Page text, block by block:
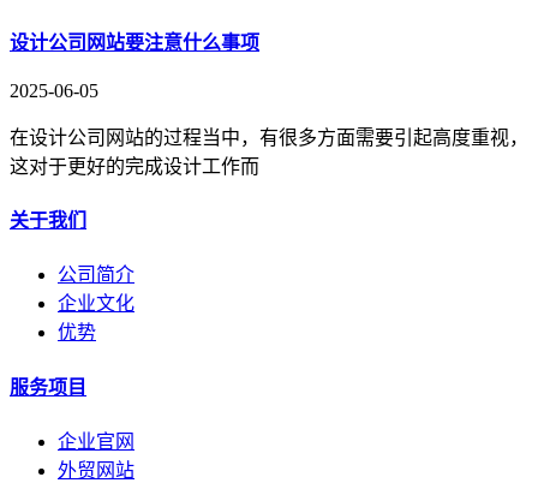
设计公司网站要注意什么事项
2025-06-05
在设计公司网站的过程当中，有很多方面需要引起高度重视，
这对于更好的完成设计工作而
关于我们
公司简介
企业文化
优势
服务项目
企业官网
外贸网站